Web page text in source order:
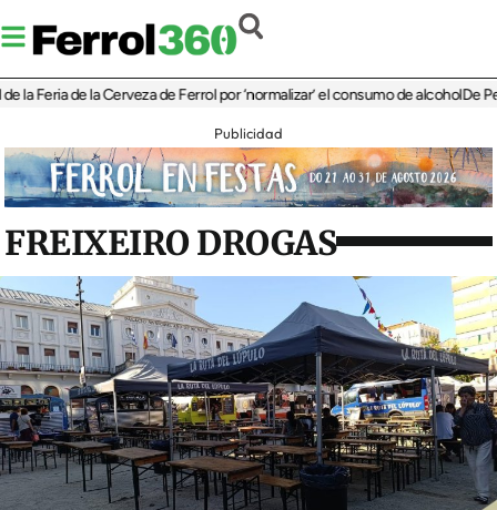
de la Cerveza de Ferrol por ‘normalizar’ el consumo de alcoholDe Perlío a
Publicidad
FREIXEIRO DROGAS